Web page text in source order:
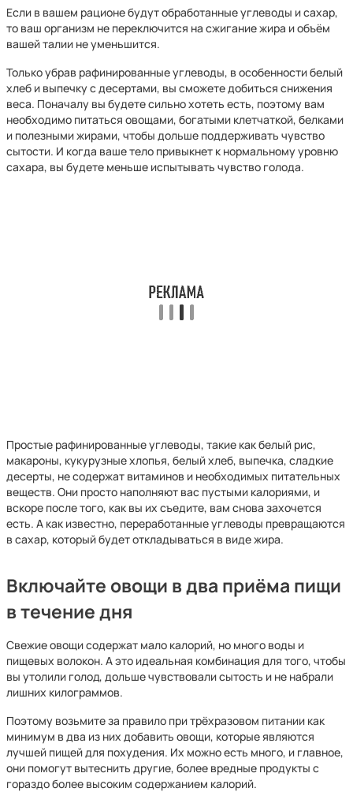
Если в вашем рационе будут обработанные углеводы и сахар,
то ваш организм не переключится на сжигание жира и объём
вашей талии не уменьшится.
Только убрав рафинированные углеводы, в особенности белый
хлеб и выпечку с десертами, вы сможете добиться снижения
веса. Поначалу вы будете сильно хотеть есть, поэтому вам
необходимо питаться овощами, богатыми клетчаткой, белками
и полезными жирами, чтобы дольше поддерживать чувство
сытости. И когда ваше тело привыкнет к нормальному уровню
сахара, вы будете меньше испытывать чувство голода.
Простые рафинированные углеводы, такие как белый рис,
макароны, кукурузные хлопья, белый хлеб, выпечка, сладкие
десерты, не содержат витаминов и необходимых питательных
веществ. Они просто наполняют вас пустыми калориями, и
вскоре после того, как вы их съедите, вам снова захочется
есть. А как известно, переработанные углеводы превращаются
в сахар, который будет откладываться в виде жира.
Включайте овощи в два приёма пищи
в течение дня
Свежие овощи содержат мало калорий, но много воды и
пищевых волокон. А это идеальная комбинация для того, чтобы
вы утолили голод, дольше чувствовали сытость и не набрали
лишних килограммов.
Поэтому возьмите за правило при трёхразовом питании как
минимум в два из них добавить овощи, которые являются
лучшей пищей для похудения. Их можно есть много, и главное,
они помогут вытеснить другие, более вредные продукты с
гораздо более высоким содержанием калорий.